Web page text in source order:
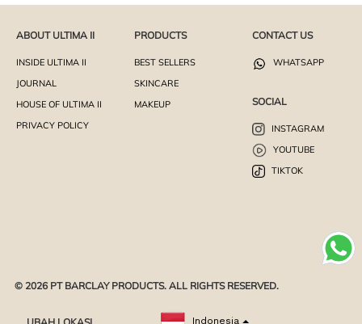
ABOUT ULTIMA II
INSIDE ULTIMA II
JOURNAL
HOUSE OF ULTIMA II
PRIVACY POLICY
PRODUCTS
BEST SELLERS
SKINCARE
MAKEUP
CONTACT US
WHATSAPP
SOCIAL
INSTAGRAM
YOUTUBE
TIKTOK
© 2026 PT BARCLAY PRODUCTS. ALL RIGHTS RESERVED.
Indonesia